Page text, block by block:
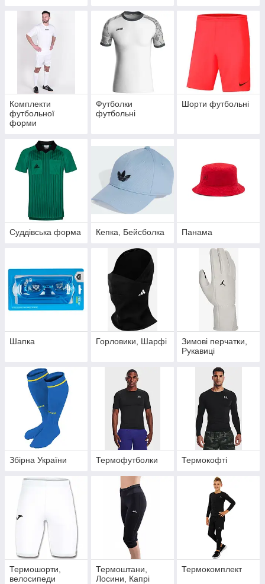
Комплекти
футбольної
форми
Футболки
футбольні
Шорти футбольні
Суддівська форма Кепка, Бейсболка Панама
Шапка Горловики, Шарфі
Зимові перчатки,
Рукавиці
Збірна України Термофутболки Термокофті
Термошорти,
велосипеди
Термоштани,
Лосини, Капрі
Термокомплект